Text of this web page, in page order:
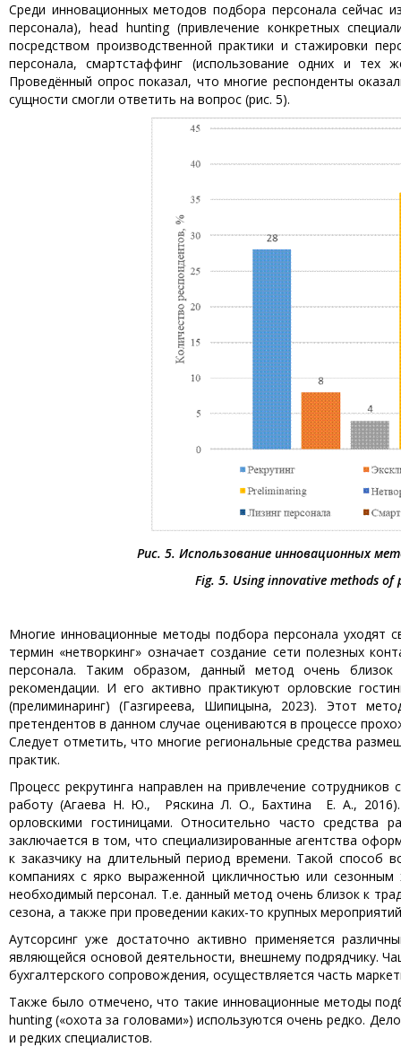
Среди инновационных методов подбора персонала сейчас
персонала), head hunting (привлечение конкретных
посредством производственной практики и стажировки
персонала, смартстаффинг (использование одних и тех
Проведённый опрос показал, что многие респонденты
сущности смогли ответить на вопрос (рис. 5).
Рис. 5. Использование инновационных
Fig. 5. Using innovative methods of
Многие инновационные методы подбора персонала
термин «нетворкинг» означает создание сети полезных
персонала. Таким образом, данный метод очень
рекомендации. И его активно практикуют орловские
(прелиминаринг) (Газгиреева, Шипицына, 2023). Этот
претендентов в данном случае оцениваются в процессе
Следует отметить, что многие региональные средства
практик.
Процесс рекрутинга направлен на привлечение
работу (Агаева Н. Ю., Ряскина Л. О., Бахтина Е. А., 2016).
орловскими гостиницами. Относительно часто средства
заключается в том, что специализированные агентства
к заказчику на длительный период времени. Такой способ
компаниях с ярко выраженной цикличностью или
необходимый персонал. Т.е. данный метод очень близок к
сезона, а также при проведении каких-то крупных
Аутсорсинг уже достаточно активно применяется
являющейся основой деятельности, внешнему подрядчику.
бухгалтерского сопровождения, осуществляется часть
Также было отмечено, что такие инновационные методы
hunting («охота за головами») используются очень редко.
и редких специалистов.